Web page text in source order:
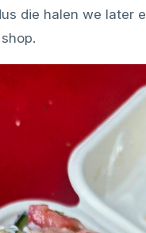
die halen we later